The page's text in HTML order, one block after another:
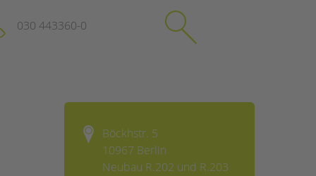
Impressum
schließen
030 443360-0
Suchen
Böckhstr. 5
10967 Berlin
Neubau R.202 und R.203